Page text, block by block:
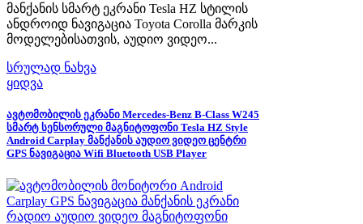
მანქანის სმარტ ეკრანი Tesla HZ სტილის
ანდროიდ ნავიგაცია Toyota Corolla მარკის
მოდელებისათვის, აუდიო ვიდეო...
სრულად ნახვა
ყიდვა
ავტომობილის ეკრანი Mercedes-Benz B-Class W245
სმარტ სენსორული მაგნიტოფონი Tesla HZ Style
Android Carplay მანქანის აუდიო ვიდეო ცენტრი
GPS ნავიგაცია Wifi Bluetooth USB Player